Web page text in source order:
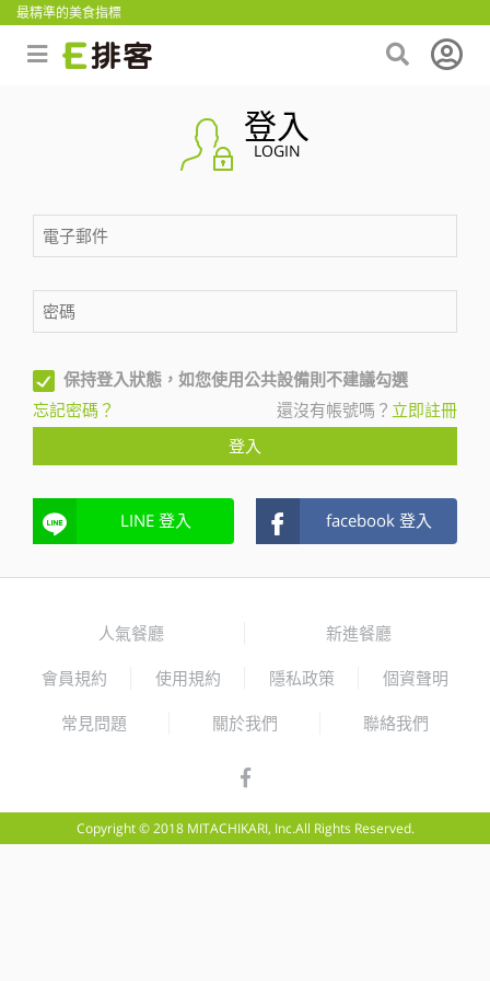
最精準的美食指標
登入
LOGIN
保持登入狀態，如您使用公共設備則不建議勾選
忘記密碼？
還沒有帳號嗎？ 立即註冊
登入
LINE 登入 facebook 登入
人氣餐廳 新進餐廳
會員規約 使用規約 隱私政策 個資聲明
常見問題 關於我們 聯絡我們
Copyright © 2018 MITACHIKARI, Inc.All Rights Reserved.